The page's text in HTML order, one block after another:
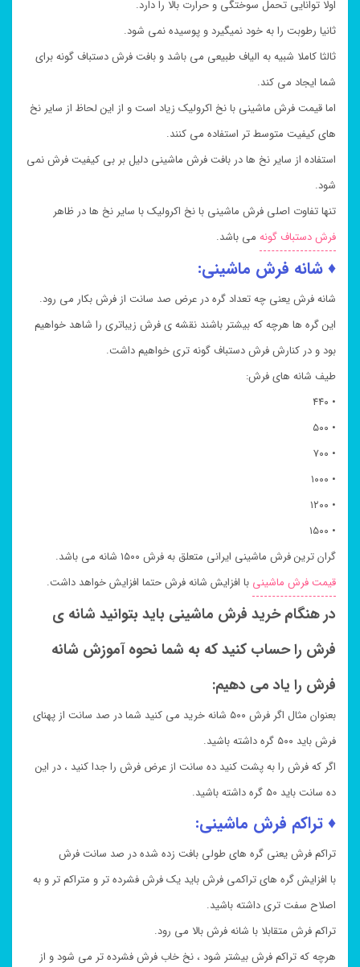
اولا توانایی تحمل سوختگی و حرارت بالا را دارد.
ثانیا رطوبت را به خود نمیگیرد و پوسیده نمی شود.
ثالثا کاملا شبیه به الیاف طبیعی می باشد و بافت فرش دستباف گونه برای
شما ایجاد می کند.
اما قیمت فرش ماشینی با نخ اکرولیک زیاد است و از این لحاظ از سایر نخ
های کیفیت متوسط تر استفاده می کنند.
استفاده از سایر نخ ها در بافت فرش ماشینی دلیل بر بی کیفیت فرش نمی
شود.
تنها تفاوت اصلی فرش ماشینی با نخ اکرولیک با سایر نخ ها در ظاهر
فرش دستباف گونه می باشد.
♦ شانه فرش ماشینی:
شانه فرش یعنی چه تعداد گره در عرض صد سانت از فرش بکار می رود.
این گره ها هرچه که بیشتر باشند نقشه ی فرش زیباتری را شاهد خواهیم
بود و در کنارش فرش دستباف گونه تری خواهیم داشت.
طیف شانه های فرش:
• ۴۴۰
• ۵۰۰
• ۷۰۰
• ۱۰۰۰
• ۱۲۰۰
• ۱۵۰۰
گران ترین فرش ماشینی ایرانی متعلق به فرش ۱۵۰۰ شانه می باشد.
قیمت فرش ماشینی با افزایش شانه فرش حتما افزایش خواهد داشت.
در هنگام خرید فرش ماشینی باید بتوانید شانه ی
فرش را حساب کنید که به شما نحوه آموزش شانه
فرش را یاد می دهیم:
بعنوان مثال اگر فرش ۵۰۰ شانه خرید می کنید شما در صد سانت از پهنای
فرش باید ۵۰۰ گره داشته باشید.
اگر که فرش را به پشت کنید ده سانت از عرض فرش را جدا کنید ، در این
ده سانت باید ۵۰ گره داشته باشید.
♦ تراکم فرش ماشینی:
تراکم فرش یعنی گره های طولی بافت زده شده در صد سانت فرش
با افزایش گره های تراکمی فرش باید یک فرش فشرده تر و متراکم تر و به
اصلاح سفت تری داشته باشید.
تراکم فرش متقابلا با شانه فرش بالا می رود.
هرچه که تراکم فرش بیشتر شود ، نخ خاب فرش فشرده تر می شود و از